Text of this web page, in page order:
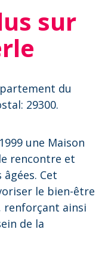
sur
du
29300.
une Maison
rencontre et
Cet
le bien-être
renforçant ainsi
de la